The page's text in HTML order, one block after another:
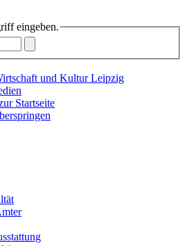
eingeben.
und Kultur Leipzig